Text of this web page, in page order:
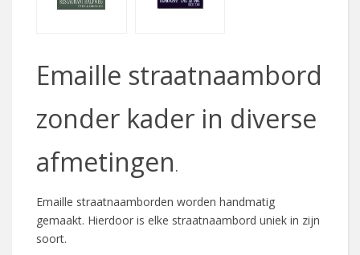
Emaille straatnaambord
zonder kader in diverse
afmetingen.
Emaille straatnaamborden worden handmatig
gemaakt. Hierdoor is elke straatnaambord uniek in zijn
soort.